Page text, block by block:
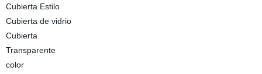
Cubierta Estilo
Cubierta de vidrio
Cubierta
Transparente
color